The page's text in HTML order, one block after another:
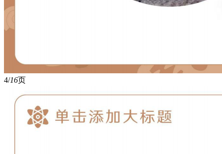
4/16页